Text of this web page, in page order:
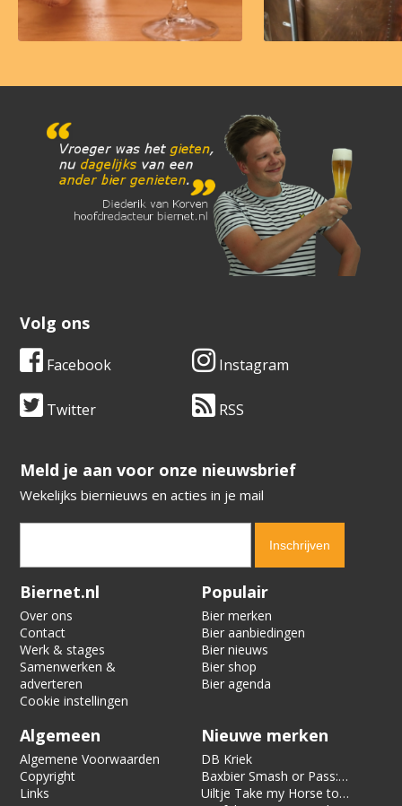
Volg ons
Facebook Instagram
Twitter RSS
​​​​​​​Meld je aan voor onze nieuwsbrief
Wekelijks biernieuws en acties in je mail
Verification code:
Biernet.nl
Over ons
Contact
Werk & stages
Samenwerken &
adverteren
Cookie instellingen
Populair
Bier merken
Bier aanbiedingen
Bier nieuws
Bier shop
Bier agenda
Algemeen
Algemene Voorwaarden
Copyright
Links
Nieuwe merken
DB Kriek
Baxbier Smash or Pass:
Strata
Uiltje Take my Horse to